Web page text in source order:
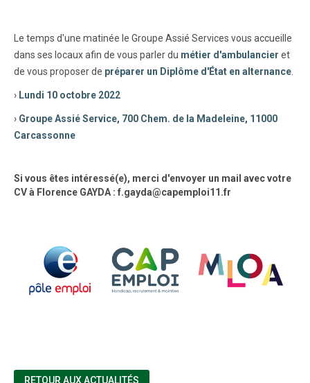
Le temps d'une matinée le Groupe Assié Services vous accueille
dans ses locaux afin de vous parler du métier d'ambulancier et
de vous proposer de préparer un Diplôme d'État en alternance
› Lundi 10 octobre 2022
› Groupe Assié Service, 700 Chem. de la Madeleine, 11000
Carcassonne
Si vous êtes intéressé(e), merci d'envoyer un mail avec votre
CV à Florence GAYDA : f.gayda@capemploi11.fr
RETOUR AUX ACTUALITÉS